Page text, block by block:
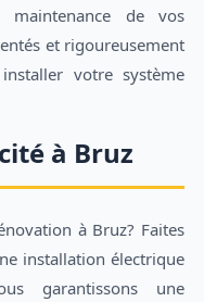
de vos
et rigoureusement
votre système
à Bruz
à Bruz? Faites
installation électrique
garantissons une